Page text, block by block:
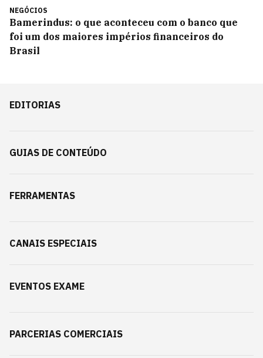
NEGÓCIOS
Bamerindus: o que aconteceu com o banco que
foi um dos maiores impérios financeiros do
Brasil
EDITORIAS
GUIAS DE CONTEÚDO
FERRAMENTAS
CANAIS ESPECIAIS
EVENTOS EXAME
PARCERIAS COMERCIAIS